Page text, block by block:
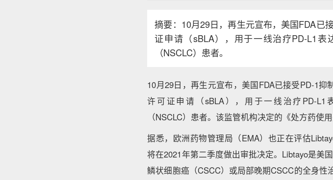
摘要：10月29日，再生元宣布，美国FDA已
证申请（sBLA），用于一线治疗PD-L1
（NSCLC）患者。
10月29日，再生元宣布，美国FDA已接受PD-1
许可证申请（sBLA），用于一线治疗PD-
（NSCLC）患者。该监管机构决定的《处方药使
据悉，欧洲药物管理局（EMA）也正在评估
将在2021年第二季度做出审批决定。Libtayo是美
鳞状细胞癌（CSCC）或局部晚期CSCC的全身